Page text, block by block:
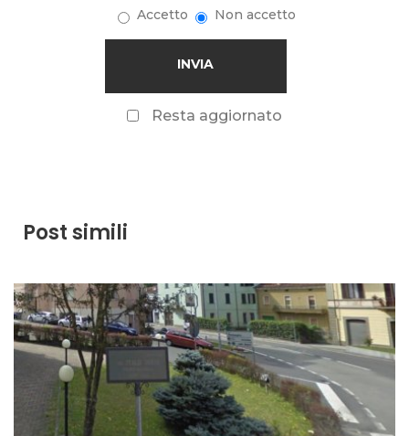
Accetto
Non accetto
Resta aggiornato
Post simili